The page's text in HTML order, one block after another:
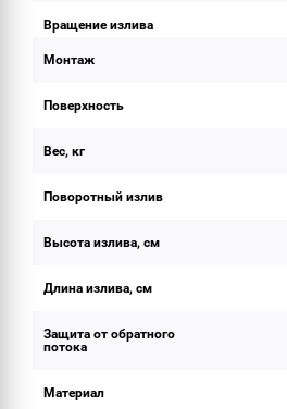
Вращение излива
Монтаж
Поверхность
Вес, кг
Поворотный излив
Высота излива, см
Длина излива, см
Защита от обратного
потока
Материал